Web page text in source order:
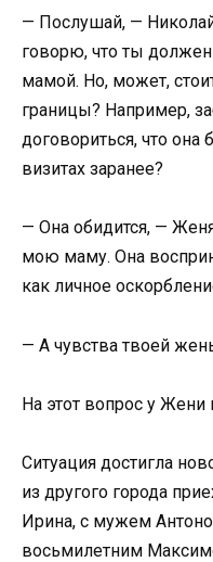
— Послушай, —
говорю, что ты должен
мамой. Но, может,
границы? Например,
договориться, что она
визитах заранее?
— Она обидится, —
мою маму. Она
как личное
— А чувства твоей
На этот вопрос у Жени
Ситуация достигла
из другого города
Ирина, с мужем
восьмилетним